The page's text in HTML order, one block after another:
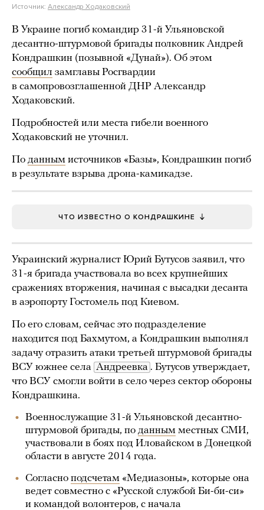
Источник: Александр Ходаковский
В Украине погиб командир 31-й Ульяновской
десантно-штурмовой бригады полковник Андрей
Кондрашкин (позывной «Дунай»). Об этом
сообщил замглавы Росгвардии
в самопровозглашенной ДНР Александр
Ходаковский.
Подробностей или места гибели военного
Ходаковский не уточнил.
По данным источников «Базы», Кондрашкин погиб
в результате взрыва дрона-камикадзе.
ЧТО ИЗВЕСТНО О КОНДРАШКИНЕ
Украинский журналист Юрий Бутусов заявил, что
31-я бригада участвовала во всех крупнейших
сражениях вторжения, начиная с высадки десанта
в аэропорту Гостомель под Киевом.
По его словам, сейчас это подразделение
находится под Бахмутом, а Кондрашкин выполнял
задачу отразить атаки третьей штурмовой бригады
ВСУ южнее села Андреевка . Бутусов утверждает,
что ВСУ смогли войти в село через сектор обороны
Кондрашкина.
Военнослужащие 31-й Ульяновской десантно-
штурмовой бригады, по данным местных СМИ,
участвовали в боях под Иловайском в Донецкой
области в августе 2014 года.
Согласно подсчетам «Медиазоны», которые она
ведет совместно с «Русской службой Би-би-си»
и командой волонтеров, с начала